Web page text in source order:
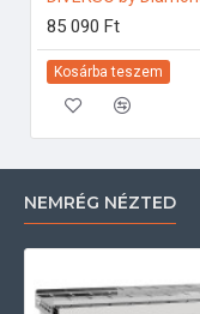
85 090 Ft
Kosárba teszem
NEMRÉG NÉZTED